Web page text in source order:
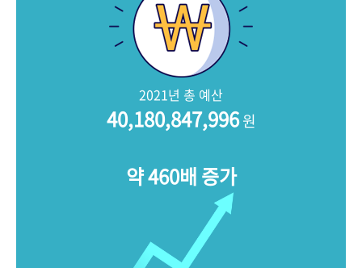
2021년 총 예산
40,180,847,996원
약 460배 증가